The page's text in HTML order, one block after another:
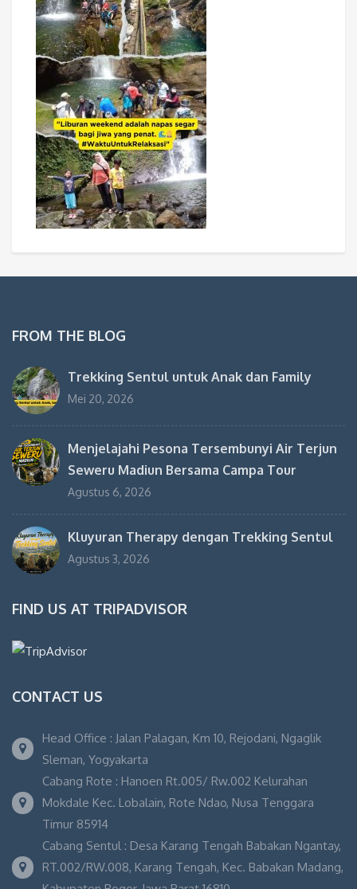
FROM THE BLOG
Trekking Sentul untuk Anak dan Family
Mei 20, 2026
Menjelajahi Pesona Tersembunyi Air Terjun
Seweru Madiun Bersama Campa Tour
Agustus 6, 2026
Kluyuran Therapy dengan Trekking Sentul
Agustus 3, 2026
FIND US AT TRIPADVISOR
CONTACT US
Head Office : Jalan Palagan, Km 10, Rejodani, Ngaglik
Sleman, Yogyakarta
Cabang Rote : Hanoen Rt.005/ Rw.002 Kelurahan
Mokdale Kec. Lobalain, Rote Ndao, Nusa Tenggara
Timur 85914
Cabang Sentul : Desa Karang Tengah Babakan Ngantay,
RT.002/RW.008, Karang Tengah, Kec. Babakan Madang,